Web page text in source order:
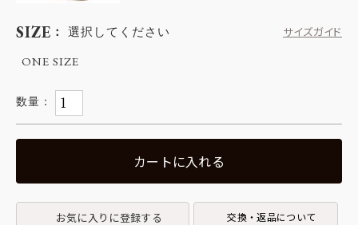
SIZE 選択してください
サイズガイド
ONE SIZE
カートに入れる
お気に入りに登録する 交換・返品について